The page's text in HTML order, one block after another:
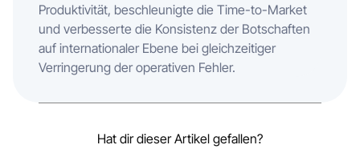
Produktivität, beschleunigte die Time-to-Market
und verbesserte die Konsistenz der Botschaften
auf internationaler Ebene bei gleichzeitiger
Verringerung der operativen Fehler.
Hat dir dieser Artikel gefallen?